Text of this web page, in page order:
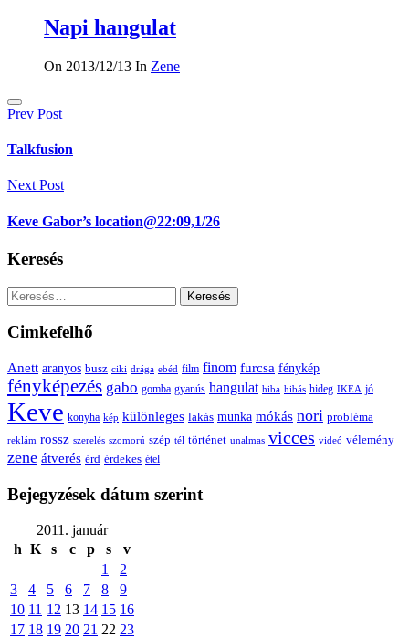
Napi hangulat
On 2013/12/13 In Zene
Bejegyzés
navigáció
Prev Post
Talkfusion
Next Post
Keve Gabor’s location@22:09,1/26
Keresés
Keresés:
Cimkefelhő
Anett aranyos busz ciki drága ebéd film finom furcsa fénykép
fényképezés gabo gomba gyanús hangulat hiba hibás hideg IKEA jó
Keve konyha kép különleges lakás munka mókás nori probléma
reklám rossz szerelés szomorú szép tél történet unalmas vicces videó vélemény
zene átverés érd érdekes étel
Bejegyzések dátum szerint
2011. január
h K s c p s
v
1
2
3
4 5 6 7 8
9
10 11 12 13 14 15 16
17 18 19 20 21 22 23